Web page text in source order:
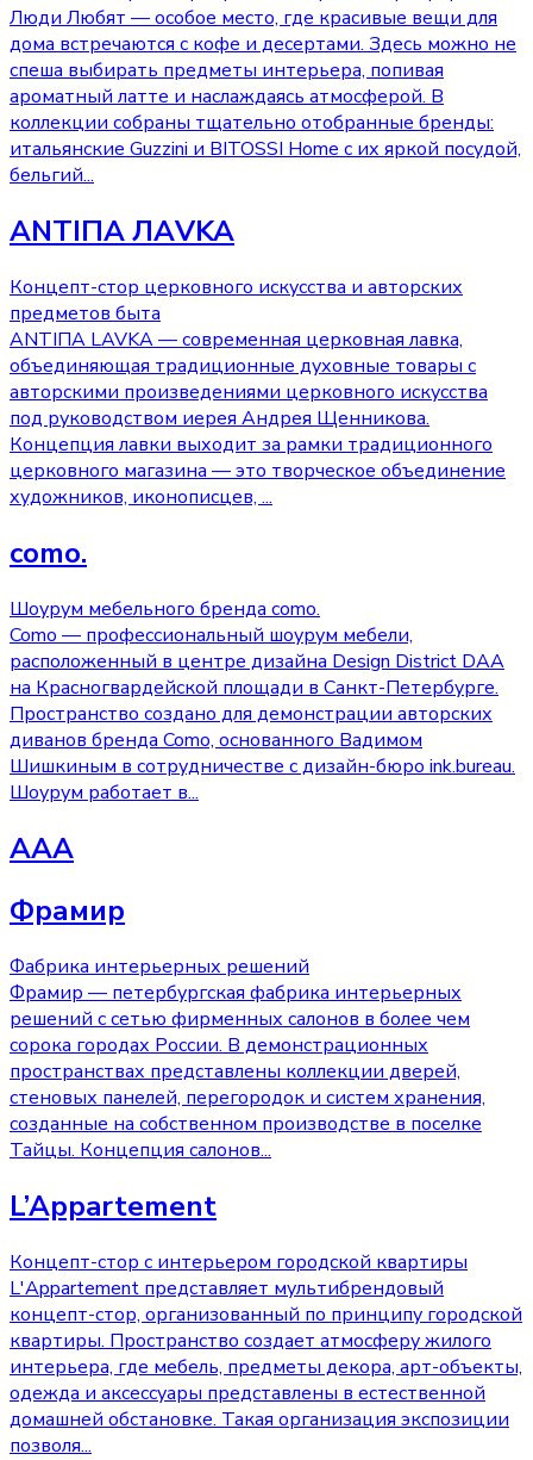
Люди Любят — особое место, где красивые вещи для
дома встречаются с кофе и десертами. Здесь можно не
спеша выбирать предметы интерьера, попивая
ароматный латте и наслаждаясь атмосферой. В
коллекции собраны тщательно отобранные бренды:
итальянские Guzzini и BITOSSI Home с их яркой посудой,
бельгий...
ANTIПА ЛАVKA
Концепт-стор церковного искусства и авторских
предметов быта
ANTIПА LAVKA — современная церковная лавка,
объединяющая традиционные духовные товары с
авторскими произведениями церковного искусства
под руководством иерея Андрея Щенникова.
Концепция лавки выходит за рамки традиционного
церковного магазина — это творческое объединение
художников, иконописцев, ...
como.
Шоурум мебельного бренда como.
Como — профессиональный шоурум мебели,
расположенный в центре дизайна Design District DAA
на Красногвардейской площади в Санкт-Петербурге.
Пространство создано для демонстрации авторских
диванов бренда Como, основанного Вадимом
Шишкиным в сотрудничестве с дизайн-бюро ink.bureau.
Шоурум работает в...
AAA
Фрамир
Фабрика интерьерных решений
Фрамир — петербургская фабрика интерьерных
решений с сетью фирменных салонов в более чем
сорока городах России. В демонстрационных
пространствах представлены коллекции дверей,
стеновых панелей, перегородок и систем хранения,
созданные на собственном производстве в поселке
Тайцы. Концепция салонов...
L’Appartement
Концепт-стор с интерьером городской квартиры
L'Appartement представляет мультибрендовый
концепт-стор, организованный по принципу городской
квартиры. Пространство создает атмосферу жилого
интерьера, где мебель, предметы декора, арт-объекты,
одежда и аксессуары представлены в естественной
домашней обстановке. Такая организация экспозиции
позволя...